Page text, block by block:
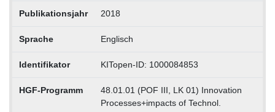
Publikationsjahr 2018
Sprache Englisch
Identifikator KITopen-ID: 1000084853
HGF-Programm
48.01.01 (POF III, LK 01) Innovation
Processes+impacts of Technol.